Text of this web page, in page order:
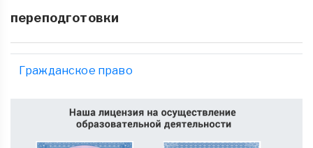
переподготовки
Гражданское право